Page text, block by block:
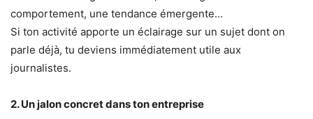
comportement, une tendance émergente…
Si ton activité apporte un éclairage sur un sujet dont on
parle déjà, tu deviens immédiatement utile aux
journalistes.
2. Un jalon concret dans ton entreprise